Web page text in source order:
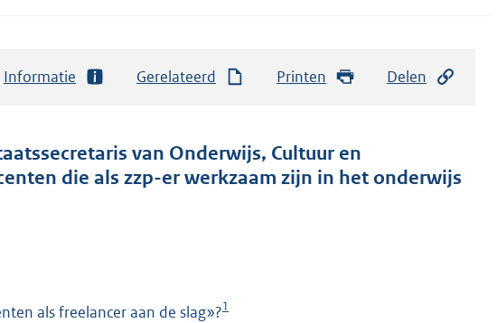
Informatie Gerelateerd Printen Delen
van Onderwijs, Cultuur en
die als zzp-er werkzaam zijn in het onderwijs
als freelancer aan de slag»?1